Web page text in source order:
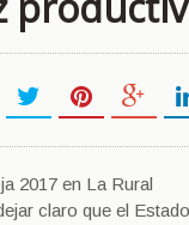
2017 en La Rural
claro que el Estado